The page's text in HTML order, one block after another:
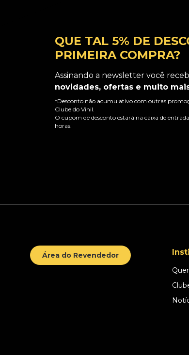
QUE TAL 5% DE
PRIMEIRA COMPRA?
Assinando a newsletter você
novidades, ofertas e muito
*Desconto não acumulativo com outras
Clube do Vinil.
O cupom de desconto estará na caixa de
horas.
Área do Revendedor